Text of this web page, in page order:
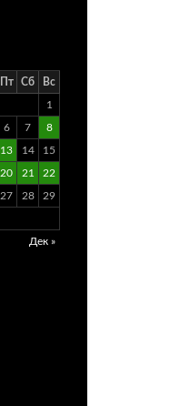
Пт Сб Вс
1
6 7 8
13 14 15
20 21 22
27 28 29
Дек »